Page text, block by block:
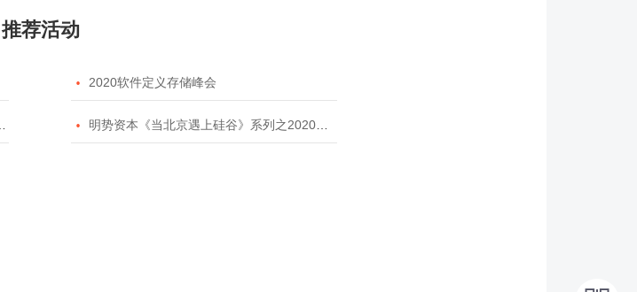
推荐活动
 2020软件定义存储峰会
 明势资本《当北京遇上硅谷》系列之2020年度开源峰会